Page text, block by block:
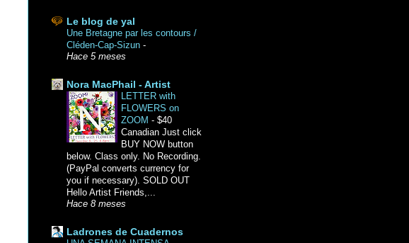
Le blog de yal
Une Bretagne par les contours /
Cléden-Cap-Sizun -
Hace 5 meses
Nora MacPhail - Artist
LETTER with
FLOWERS on
ZOOM - $40
Canadian Just click
BUY NOW button
below. Class only. No Recording.
(PayPal converts currency for
you if necessary). SOLD OUT
Hello Artist Friends,...
Hace 8 meses
Ladrones de Cuadernos